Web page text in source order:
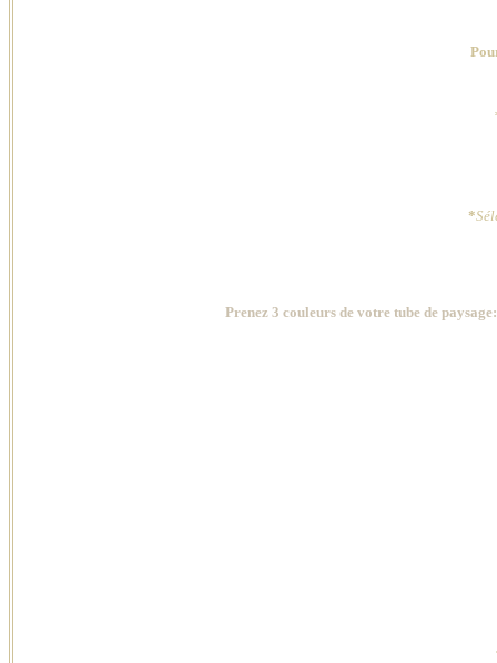
*
Prenez 3 couleurs de votre tube de